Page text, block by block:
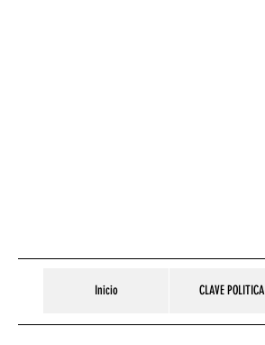
Inicio CLAVE POLITICA